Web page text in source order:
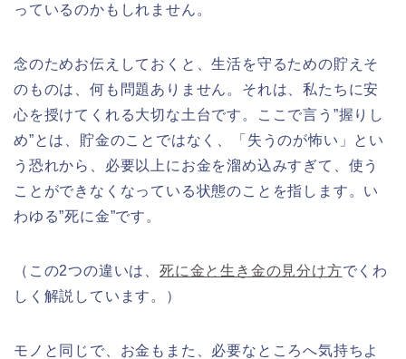
っているのかもしれません。
念のためお伝えしておくと、生活を守るための貯えそ
のものは、何も問題ありません。それは、私たちに安
心を授けてくれる大切な土台です。ここで言う”握りし
め”とは、貯金のことではなく、「失うのが怖い」とい
う恐れから、必要以上にお金を溜め込みすぎて、使う
ことができなくなっている状態のことを指します。い
わゆる”死に金”です。
（この2つの違いは、 死に金と生き金の見分け方でくわ
しく解説しています。）
モノと同じで、お金もまた、必要なところへ気持ちよ